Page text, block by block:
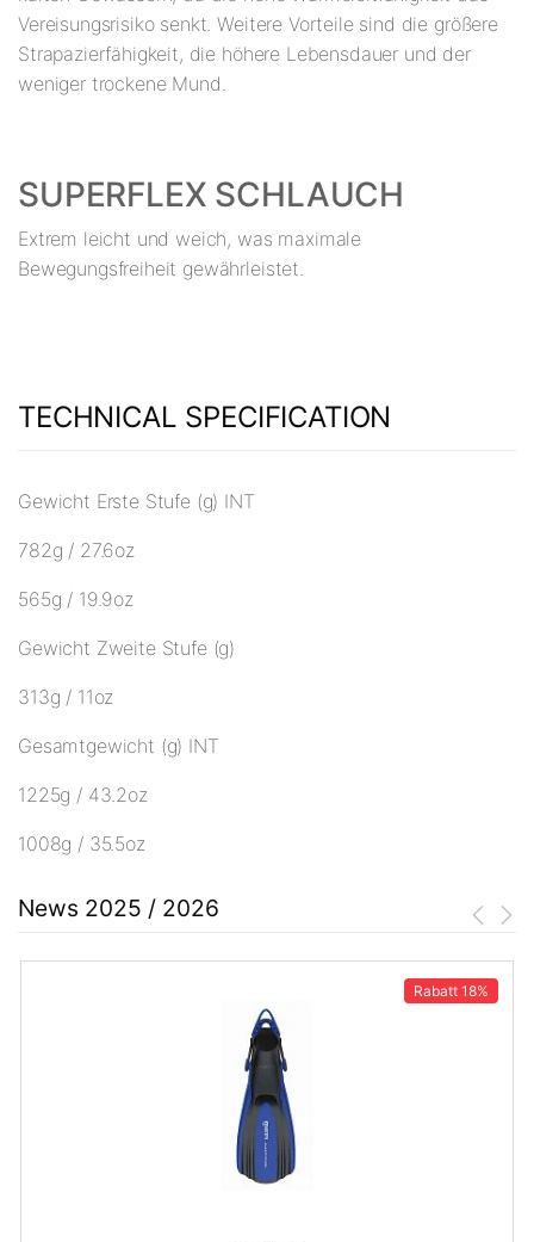
Vereisungsrisiko senkt. Weitere Vorteile sind die größere
Strapazierfähigkeit, die höhere Lebensdauer und der
weniger trockene Mund.
SUPERFLEX SCHLAUCH
Extrem leicht und weich, was maximale
Bewegungsfreiheit gewährleistet.
TECHNICAL SPECIFICATION
Gewicht Erste Stufe (g) INT
782g / 27.6oz
565g / 19.9oz
Gewicht Zweite Stufe (g)
313g / 11oz
Gesamtgewicht (g) INT
1225g / 43.2oz
1008g / 35.5oz
News 2025 / 2026
Rabatt 18%